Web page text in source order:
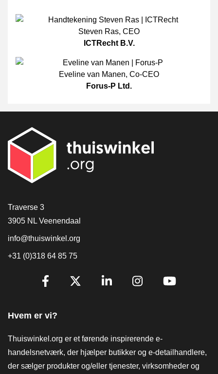
Steven Ras, CEO
ICTRecht B.V.
Eveline van Manen, Co-CEO
Forus-P Ltd.
[_General:Contact]
Traverse 3
3905 NL Veenendaal
info@thuiswinkel.org
+31 (0)318 64 85 75
[_General:SocialMediaTitle]
Hvem er vi?
Thuiswinkel.org er et førende inspirerende e-
handelsnetværk, der hjælper butikker og e-detailhandlere,
der sælger produkter og/eller tjenester, virksomheder og